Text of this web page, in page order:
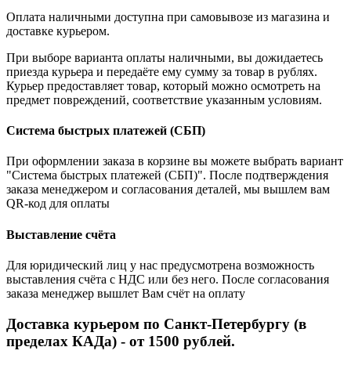
Оплата наличными доступна при самовывозе из магазина и
доставке курьером.
При выборе варианта оплаты наличными, вы дожидаетесь
приезда курьера и передаёте ему сумму за товар в рублях.
Курьер предоставляет товар, который можно осмотреть на
предмет повреждений, соответствие указанным условиям.
Система быстрых платежей (СБП)
При оформлении заказа в корзине вы можете выбрать вариант
"Система быстрых платежей (СБП)". После подтверждения
заказа менеджером и согласования деталей, мы вышлем вам
QR-код для оплаты
Выставление счёта
Для юридический лиц у нас предусмотрена возможность
выставления счёта с НДС или без него. После согласования
заказа менеджер вышлет Вам счёт на оплату
Доставка курьером по Санкт-Петербургу (в
пределах КАДа) - от 1500 рублей.